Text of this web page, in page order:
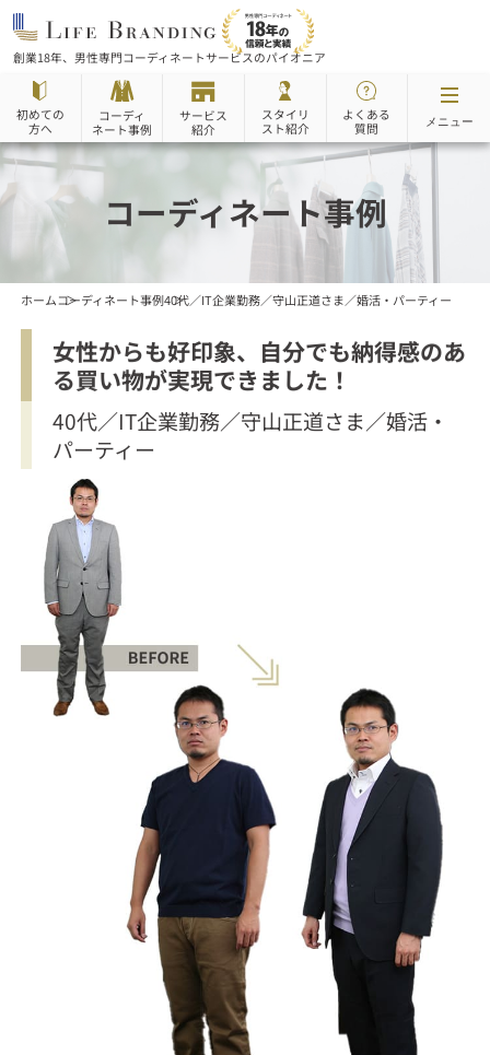
創業18年、男性専門コーディネートサービスのパイオニア
初めての
方へ
コーディ
ネート事例
サービス
紹介
スタイリ
スト紹介
よくある
質問 メニュー
コーディネート事例
ホームコーディネート事例40代／IT企業勤務／守山正道さま／婚活・パーティー
女性からも好印象、自分でも納得感のあ
る買い物が実現できました！
40代／IT企業勤務／守山正道さま／婚活・
パーティー